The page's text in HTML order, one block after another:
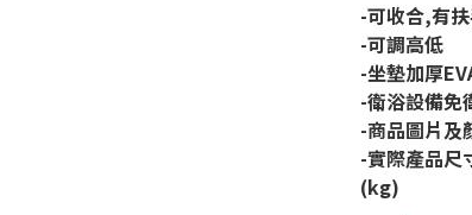
-可收合,有
-可調高低
-坐墊加厚
-衛浴設備免
-商品圖片及
-實際產品
(kg)